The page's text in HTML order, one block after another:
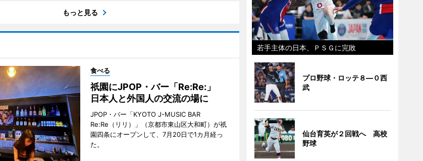
もっと見る
食べる
祇園にJPOP・バー「Re:Re:」
日本人と外国人の交流の場に
JPOP・バー「KYOTO J-MUSIC BAR
Re:Re（リリ）」（京都市東山区大和町）が祇
園四条にオープンして、7月20日で1カ月経っ
た。
若手主体の日本、ＰＳＧに完敗
プロ野球・ロッテ８―０西
武
仙台育英が２回戦へ 高校
野球